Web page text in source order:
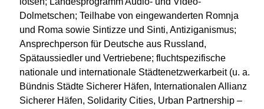
Dolmetschen; Teilhabe von eingewanderten Romnja
und Roma sowie Sintizze und Sinti, Antiziganismus;
Ansprechperson für Deutsche aus Russland,
Spätaussiedler und Vertriebene; fluchtspezifische
nationale und internationale Städtenetzwerkarbeit (u. a.
Bündnis Städte Sicherer Häfen, Internationalen Allianz
Sicherer Häfen, Solidarity Cities, Urban Partnership –